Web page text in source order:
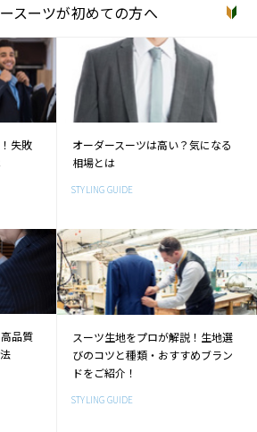
スーツが初めての方へ
失敗
オーダースーツは高い？気になる
相場とは
STYLING GUIDE
品質
スーツ生地をプロが解説！生地選
びのコツと種類・おすすめブラン
ドをご紹介！
STYLING GUIDE